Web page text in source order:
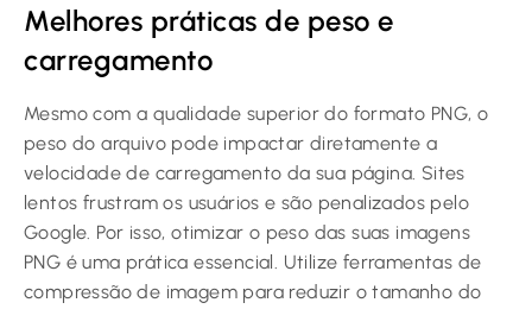
Melhores práticas de peso e
carregamento
Mesmo com a qualidade superior do formato PNG, o
peso do arquivo pode impactar diretamente a
velocidade de carregamento da sua página. Sites
lentos frustram os usuários e são penalizados pelo
Google. Por isso, otimizar o peso das suas imagens
PNG é uma prática essencial. Utilize ferramentas de
compressão de imagem para reduzir o tamanho do